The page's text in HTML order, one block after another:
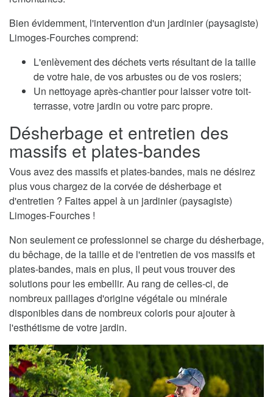
Bien évidemment, l'intervention d'un jardinier (paysagiste)
Limoges-Fourches comprend:
L'enlèvement des déchets verts résultant de la taille
de votre haie, de vos arbustes ou de vos rosiers;
Un nettoyage après-chantier pour laisser votre toit-
terrasse, votre jardin ou votre parc propre.
Désherbage et entretien des
massifs et plates-bandes
Vous avez des massifs et plates-bandes, mais ne désirez
plus vous chargez de la corvée de désherbage et
d'entretien ? Faites appel à un jardinier (paysagiste)
Limoges-Fourches !
Non seulement ce professionnel se charge du désherbage,
du bêchage, de la taille et de l'entretien de vos massifs et
plates-bandes, mais en plus, il peut vous trouver des
solutions pour les embellir. Au rang de celles-ci, de
nombreux paillages d'origine végétale ou minérale
disponibles dans de nombreux coloris pour ajouter à
l'esthétisme de votre jardin.